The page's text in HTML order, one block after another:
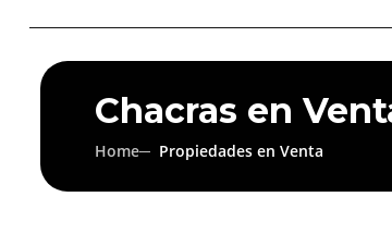
Chacras en
Home Propiedades en Venta